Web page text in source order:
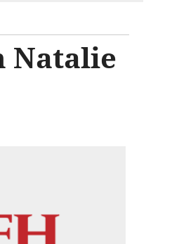
Natalie